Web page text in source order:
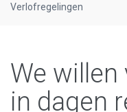
Verlofregelingen
We willen
in dagen